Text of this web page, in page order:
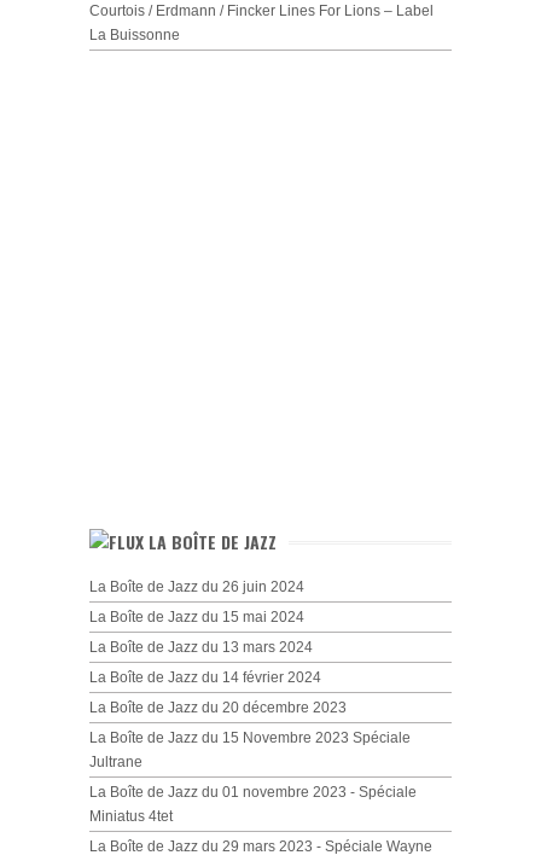
Courtois / Erdmann / Fincker Lines For Lions – Label
La Buissonne
LA BOÎTE DE JAZZ
La Boîte de Jazz du 26 juin 2024
La Boîte de Jazz du 15 mai 2024
La Boîte de Jazz du 13 mars 2024
La Boîte de Jazz du 14 février 2024
La Boîte de Jazz du 20 décembre 2023
La Boîte de Jazz du 15 Novembre 2023 Spéciale
Jultrane
La Boîte de Jazz du 01 novembre 2023 - Spéciale
Miniatus 4tet
La Boîte de Jazz du 29 mars 2023 - Spéciale Wayne